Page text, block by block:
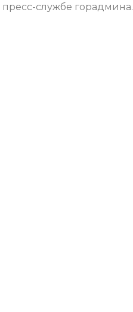
службе горадмина.